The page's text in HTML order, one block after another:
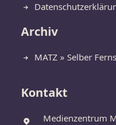
Archiv
MATZ » Selber
Kontakt
Medienzentrum